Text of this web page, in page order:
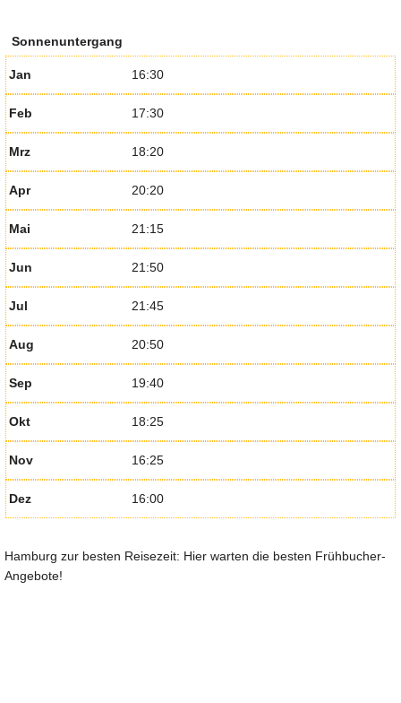
Sonnenuntergang
Jan 16:30
Feb 17:30
Mrz 18:20
Apr 20:20
Mai 21:15
Jun 21:50
Jul 21:45
Aug 20:50
Sep 19:40
Okt 18:25
Nov 16:25
Dez 16:00
Hamburg zur besten Reisezeit: Hier warten die besten Frühbucher-
Angebote!